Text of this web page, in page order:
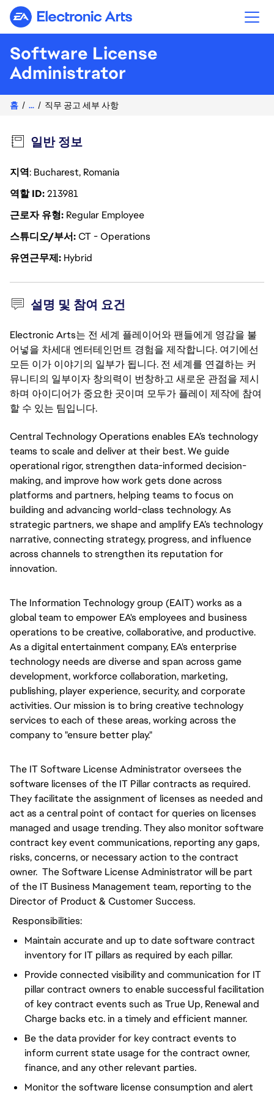
Electronic Arts
Software License
Administrator
홈 ... 직무 공고 세부 사항
일반 정보
지역: Bucharest, Romania
역할 ID213981
근로자 유형 Regular Employee
스튜디오/부서CT - Operations
유연근무제 Hybrid
설명 및 참여 요건
Electronic Arts는 전 세계 플레이어와 팬들에게 영감을 불
어넣을 차세대 엔터테인먼트 경험을 제작합니다. 여기에선
모든 이가 이야기의 일부가 됩니다. 전 세계를 연결하는 커
뮤니티의 일부이자 창의력이 번창하고 새로운 관점을 제시
하며 아이디어가 중요한 곳이며 모두가 플레이 제작에 참여
할 수 있는 팀입니다.
Central Technology Operations enables EA’s technology
teams to scale and deliver at their best. We guide
operational rigor, strengthen data-informed decision-
making, and improve how work gets done across
platforms and partners, helping teams to focus on
building and advancing world-class technology. As
strategic partners, we shape and amplify EA’s technology
narrative, connecting strategy, progress, and influence
across channels to strengthen its reputation for
innovation.
The Information Technology group (EAIT) works as a
global team to empower EA's employees and business
operations to be creative, collaborative, and productive.
As a digital entertainment company, EA's enterprise
technology needs are diverse and span across game
development, workforce collaboration, marketing,
publishing, player experience, security, and corporate
activities. Our mission is to bring creative technology
services to each of these areas, working across the
company to "ensure better play."
The IT Software License Administrator oversees the
software licenses of the IT Pillar contracts as required.
They facilitate the assignment of licenses as needed and
act as a central point of contact for queries on licenses
managed and usage trending. They also monitor software
contract key event communications, reporting any gaps,
risks, concerns, or necessary action to the contract
owner. The Software License Administrator will be part
of the IT Business Management team, reporting to the
Director of Product & Customer Success.
Responsibilities:
Maintain accurate and up to date software contract
inventory for IT pillars as required by each pillar.
Provide connected visibility and communication for IT
pillar contract owners to enable successful facilitation
of key contract events such as True Up, Renewal and
Charge backs etc. in a timely and efficient manner.
Be the data provider for key contract events to
inform current state usage for the contract owner,
finance, and any other relevant parties.
Monitor the software license consumption and alert